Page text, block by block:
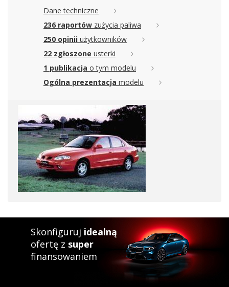
Dane techniczne
236 raportów zużycia paliwa
250 opinii użytkowników
22 zgłoszone usterki
1 publikacja o tym modelu
Ogólna prezentacja modelu
Skonfiguruj idealną
ofertę z super
finansowaniem